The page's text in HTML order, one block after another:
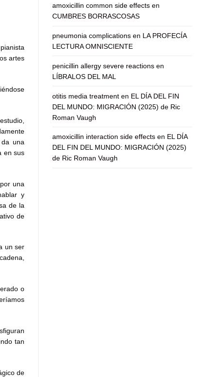
artes
una
en sus
una
y
de la
de
un ser
o
tan
de
amoxicillin common side effects en
CUMBRES BORRASCOSAS
pneumonia complications en LA PROFECÍA
LECTURA OMNISCIENTE
penicillin allergy severe reactions en
LÍBRALOS DEL MAL
otitis media treatment en EL DÍA DEL FIN
DEL MUNDO: MIGRACIÓN (2025) de Ric
Roman Vaugh
amoxicillin interaction side effects en EL DÍA
DEL FIN DEL MUNDO: MIGRACIÓN (2025)
de Ric Roman Vaugh